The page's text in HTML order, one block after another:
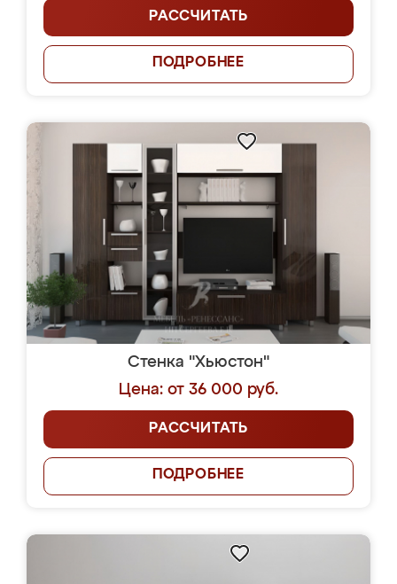
РАССЧИТАТЬ
ПОДРОБНЕЕ
Стенка "Хьюстон"
Цена: от 36 000 руб.
РАССЧИТАТЬ
ПОДРОБНЕЕ